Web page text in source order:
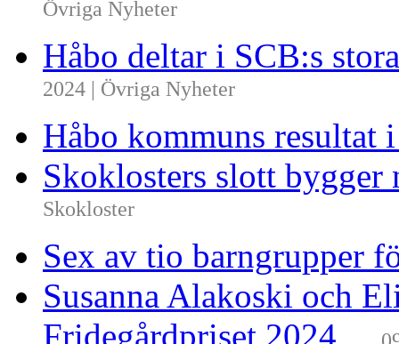
Övriga Nyheter
Håbo deltar i SCB:s
2024 | Övriga Nyheter
Håbo kommuns resultat
Skoklosters slott
Skokloster
Sex av tio barngrupper
Susanna Alakoski och
Fridegårdpriset 2024